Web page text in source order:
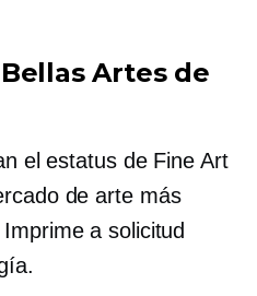
Artes de
el estatus de Fine Art
de arte más
Imprime a solicitud